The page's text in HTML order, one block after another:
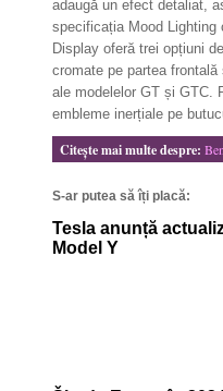
adaugă un efect detaliat,
specificația Mood Lighting
Display oferă trei opțiuni
cromate pe partea
ale modelelor GT și GTC.
embleme inerțiale pe
Citeşte mai multe despre:
S-ar putea să îți placă:
Tesla anunță
Model Y